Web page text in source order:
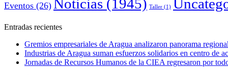
Eventos (26) Noticias (1945) Taller (1)
Entradas recientes
Gremios empresariales de Aragua analizaron panorama
Industrias de Aragua suman esfuerzos solidarios en centro de
Jornadas de Recursos Humanos de la CIEA regresaron por